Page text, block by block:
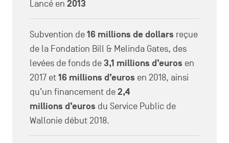
Lancé en2013
Subvention de16 millions de dollars reçue
de la Fondation Bill & Melinda Gates, des
levées de fonds de3,1 millions d’euros en
2017 et16 millions d’euros en 2018, ainsi
qu’un financement de2,4
millions d’euros du Service Public de
Wallonie début 2018.